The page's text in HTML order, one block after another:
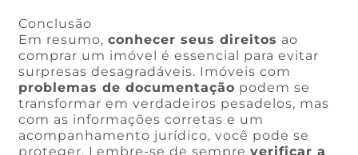
Conclusão
Em resumo,conhecer seus direitos ao
comprar um imóvel é essencial para evitar
surpresas desagradáveis. Imóveis com
problemas de documentação podem se
transformar em verdadeiros pesadelos, mas
com as informações corretas e um
acompanhamento jurídico, você pode se
proteger. Lembre-se de sempreverificar a